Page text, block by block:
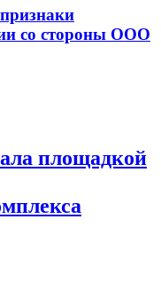
со стороны ООО
площадкой